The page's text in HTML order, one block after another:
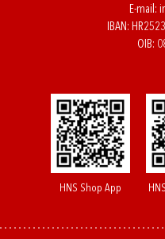
E-mail:
IBAN:
OIB:
HNS Shop App